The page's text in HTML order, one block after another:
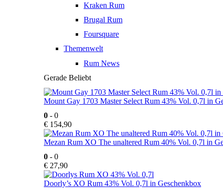
Kraken Rum
Brugal Rum
Foursquare
Themenwelt
Rum News
Gerade Beliebt
Mount Gay 1703 Master Select Rum 43% Vol. 0,7l in
0 - 0
€ 154,90
Mezan Rum XO The unaltered Rum 40% Vol. 0,7l in
0 - 0
€ 27,90
Doorly’s XO Rum 43% Vol. 0,7l in Geschenkbox